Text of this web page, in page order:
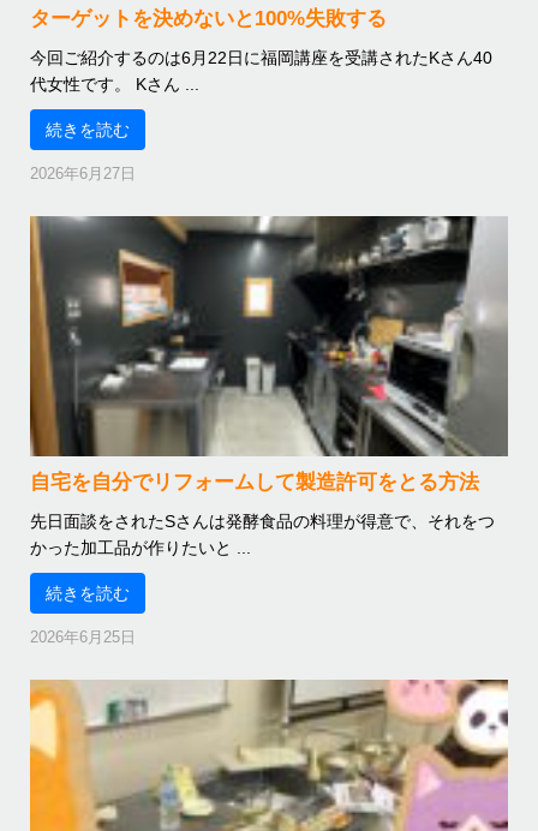
ターゲットを決めないと100%失敗する
今回ご紹介するのは6月22日に福岡講座を受講されたKさん40
代女性です。 Kさん ...
続きを読む
2026年6月27日
自宅を自分でリフォームして製造許可をとる方法
先日面談をされたSさんは発酵食品の料理が得意で、それをつ
かった加工品が作りたいと ...
続きを読む
2026年6月25日